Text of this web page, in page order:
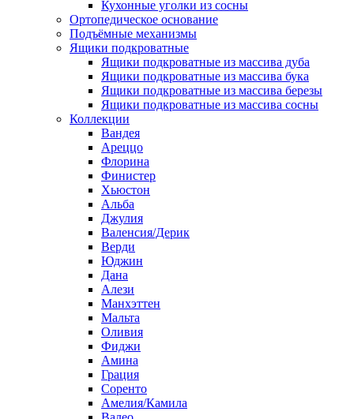
Кухонные уголки из сосны
Ортопедическое основание
Подъёмные механизмы
Ящики подкроватные
Ящики подкроватные из массива дуба
Ящики подкроватные из массива бука
Ящики подкроватные из массива березы
Ящики подкроватные из массива сосны
Коллекции
Вандея
Ареццо
Флорина
Финистер
Хьюстон
Альба
Джулия
Валенсия/Дерик
Верди
Юджин
Дана
Алези
Манхэттен
Мальта
Оливия
Фиджи
Амина
Грация
Соренто
Амелия/Камила